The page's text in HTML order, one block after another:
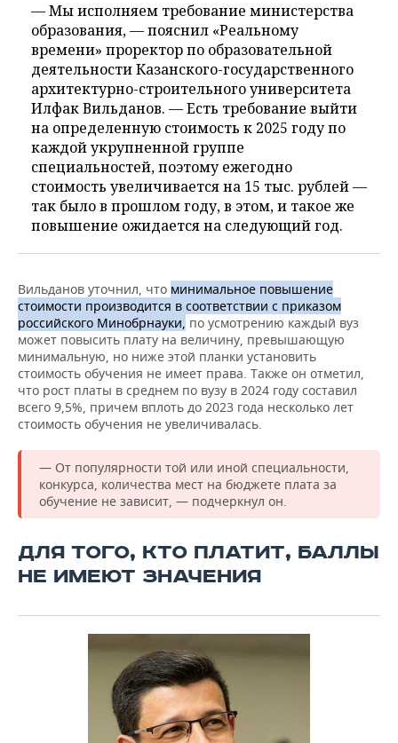
— Мы исполняем требование министерства
образования, — пояснил «Реальному
времени» проректор по образовательной
деятельности Казанского-государственного
архитектурно-строительного университета
Илфак Вильданов. — Есть требование выйти
на определенную стоимость к 2025 году по
каждой укрупненной группе
специальностей, поэтому ежегодно
стоимость увеличивается на 15 тыс. рублей —
так было в прошлом году, в этом, и такое же
повышение ожидается на следующий год.
Вильданов уточнил, что минимальное повышение
стоимости производится в соответствии с приказом
российского Минобрнауки, по усмотрению каждый вуз
может повысить плату на величину, превышающую
минимальную, но ниже этой планки установить
стоимость обучения не имеет права. Также он отметил,
что рост платы в среднем по вузу в 2024 году составил
всего 9,5%, причем вплоть до 2023 года несколько лет
стоимость обучения не увеличивалась.
— От популярности той или иной специальности,
конкурса, количества мест на бюджете плата за
обучение не зависит, — подчеркнул он.
ДЛЯ ТОГО, КТО ПЛАТИТ, БАЛЛЫ
НЕ ИМЕЮТ ЗНАЧЕНИЯ